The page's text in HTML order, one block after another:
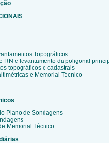
Topográficos
RN e levantamento da poligonal
topográficos e cadastrais
e Memorial Técnico
Plano de Sondagens
Memorial Técnico